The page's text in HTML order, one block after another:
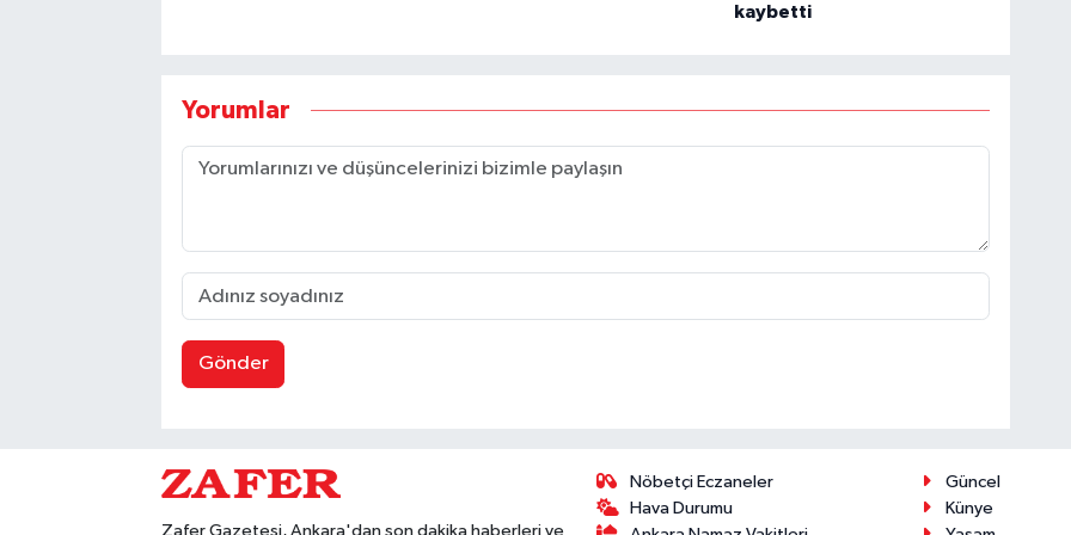
kaybetti
Yorumlar
Gönder
Zafer Gazetesi, Ankara'dan son dakika haberleri ve
Nöbetçi Eczaneler
Hava Durumu
Güncel
Künye